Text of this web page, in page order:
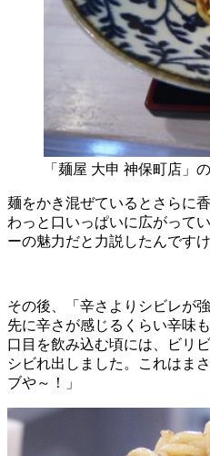
「麺屋 大申 神保町店」
麺をかき混ぜているとさらに
わっと口いっぱいに広がって
ーの魅力だと力説したんですけ
その後、「辛さよりシビレが
先に辛さが感じるくらい辛味
口目を飲み込む頃には、ビリ
シビれ出しました。これはま
ブや～！」